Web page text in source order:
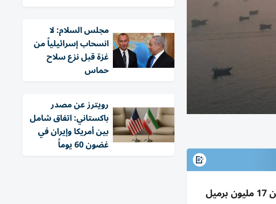
الجيش الأمريكي ينفي إغلاق إيران لمضيق هرمز ويؤكد عبور 55 سفينة تجارية اليوم محملة بأكثر من 17 مليون برميل
مجلس السلام: لا
انسحاب إسرائيلياً من
غزة قبل نزع سلاح
حماس
‏رويترز عن مصدر
باكستاني: اتفاق شامل
بين أمريكا وإيران في
غضون 60 يوماً